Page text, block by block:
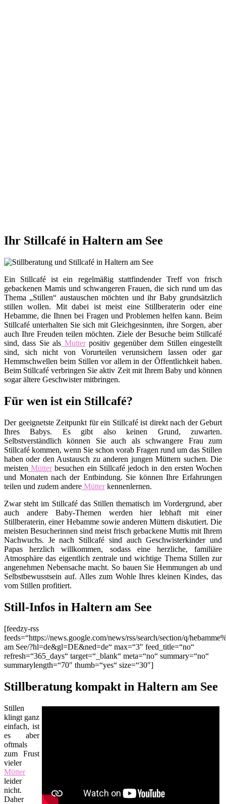
Ihr Stillcafé in Haltern am See
Ein Stillcafé ist ein regelmäßig stattfindender Treff von frisch
gebackenen Mamis und schwangeren Frauen, die sich rund um das
Thema „Stillen“ austauschen möchten und ihr Baby grundsätzlich
stillen wollen. Mit dabei ist meist eine Stillberaterin oder eine
Hebamme, die Ihnen bei Fragen und Problemen helfen kann. Beim
Stillcafé unterhalten Sie sich mit Gleichgesinnten, ihre Sorgen, aber
auch Ihre Freuden teilen möchten. Ziele der Besuche beim Stillcafé
sind, dass Sie als Mutterpositiv gegenüber dem Stillen eingestellt
sind, sich nicht von Vorurteilen verunsichern lassen oder gar
Hemmschwellen beim Stillen vor allem in der Öffentlichkeit haben.
Beim Stillcafé verbringen Sie aktiv Zeit mit Ihrem Baby und können
sogar ältere Geschwister mitbringen.
Für wen ist ein Stillcafé?
Der geeignetste Zeitpunkt für ein Stillcafé ist direkt nach der Geburt
Ihres Babys. Es gibt also keinen Grund, zuwarten.
Selbstverständlich können Sie auch als schwangere Frau zum
Stillcafé kommen, wenn Sie schon vorab Fragen rund um das Stillen
haben oder den Austausch zu anderen jungen Müttern suchen. Die
meisten Mütterbesuchen ein Stillcafé jedoch in den ersten Wochen
und Monaten nach der Entbindung. Sie können Ihre Erfahrungen
teilen und zudem andere Mütterkennenlernen.
Zwar steht im Stillcafé das Stillen thematisch im Vordergrund, aber
auch andere Baby-Themen werden hier lebhaft mit einer
Stillberaterin, einer Hebamme sowie anderen Müttern diskutiert. Die
meisten Besucherinnen sind meist frisch gebackene Muttis mit Ihrem
Nachwuchs. Je nach Stillcafé sind auch Geschwisterkinder und
Papas herzlich willkommen, sodass eine herzliche, familiäre
Atmosphäre das eigentlich zentrale und wichtige Thema Stillen zur
angenehmen Nebensache macht. So bauen Sie Hemmungen ab und
Selbstbewusstsein auf. Alles zum Wohle Ihres kleinen Kindes, das
vom Stillen profitiert.
Still-Infos in Haltern am See
[feedzy-rss
feeds=“https://news.google.com/news/rss/search/section/q/
am See/?hl=de&gl=DE&ned=de“ max=“3″ feed_title=“no“
refresh=“365_days“ target=“_blank“ meta=“no“ summary=“no“
summarylength=“70″ thumb=“yes“ size=“30″]
Stillberatung kompakt in Haltern am See
Stillen
klingt ganz
einfach, ist
es aber
oftmals
zum Frust
vieler
Mütter
leider
nicht.
Daher